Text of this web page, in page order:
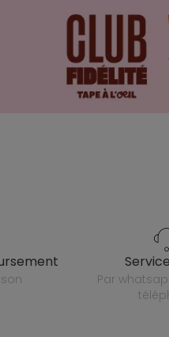
par whatsapp, e-mail ou